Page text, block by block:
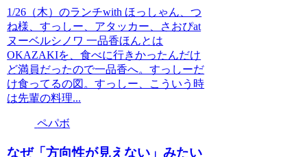
1/26（木）のランチwith ほっしゃん、つ
ね様、すっしー、アタッカー、さおぴat
ヌーベルシノワ 一品香ほんとは
OKAZAKIを、食べに行きかったんだけ
ど満員だったので一品香へ。すっしーだ
け食ってるの図。すっしー、こういう時
は先輩の料理...
ペパボ
なぜ「方向性が見えない」みたい